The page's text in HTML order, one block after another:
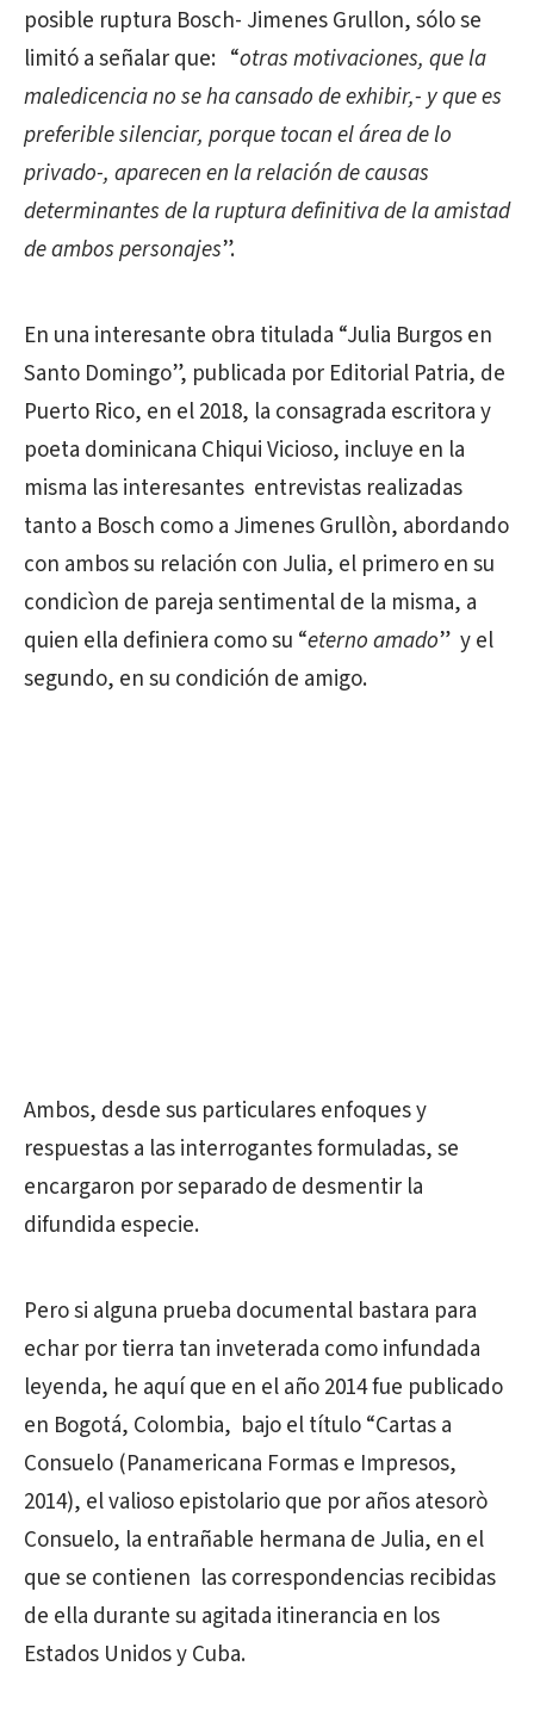
posible ruptura Bosch- Jimenes Grullon, sólo se
limitó a señalar que: “otras motivaciones, que la
maledicencia no se ha cansado de exhibir,- y que es
preferible silenciar, porque tocan el área de lo
privado-, aparecen en la relación de causas
determinantes de la ruptura definitiva de la amistad
de ambos personajes”.
En una interesante obra titulada “Julia Burgos en
Santo Domingo”, publicada por Editorial Patria, de
Puerto Rico, en el 2018, la consagrada escritora y
poeta dominicana Chiqui Vicioso, incluye en la
misma las interesantes entrevistas realizadas
tanto a Bosch como a Jimenes Grullòn, abordando
con ambos su relación con Julia, el primero en su
condicìon de pareja sentimental de la misma, a
quien ella definiera como su “eterno amado” y el
segundo, en su condición de amigo.
Ambos, desde sus particulares enfoques y
respuestas a las interrogantes formuladas, se
encargaron por separado de desmentir la
difundida especie.
Pero si alguna prueba documental bastara para
echar por tierra tan inveterada como infundada
leyenda, he aquí que en el año 2014 fue publicado
en Bogotá, Colombia, bajo el título “Cartas a
Consuelo (Panamericana Formas e Impresos,
2014), el valioso epistolario que por años atesorò
Consuelo, la entrañable hermana de Julia, en el
que se contienen las correspondencias recibidas
de ella durante su agitada itinerancia en los
Estados Unidos y Cuba.